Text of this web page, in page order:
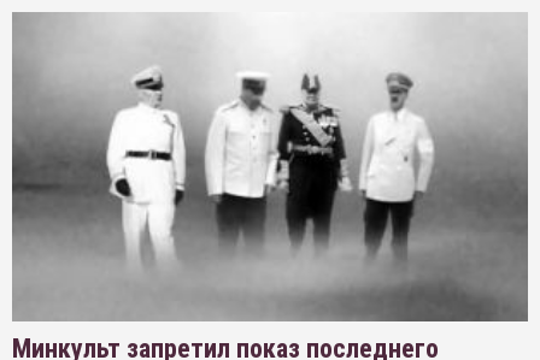
Минкульт запретил показ последнего